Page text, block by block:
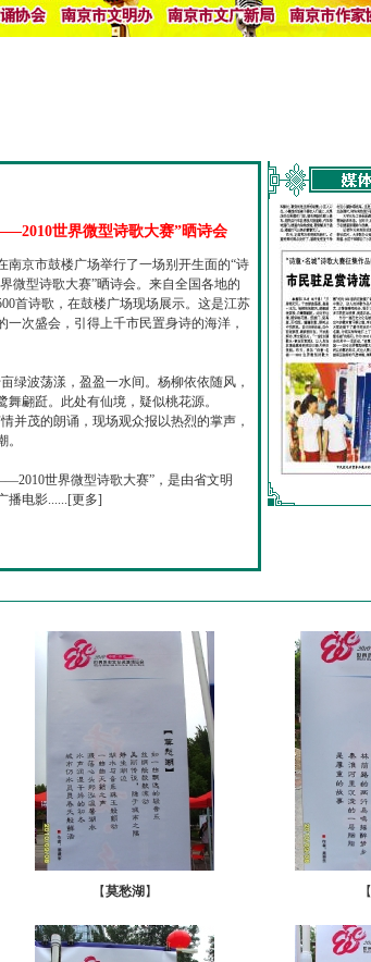
世界微型诗歌大赛”晒诗会
南京市鼓楼广场举行了一场别开生面的“诗
微型诗歌大赛”晒诗会。来自全国各地的
首诗歌，在鼓楼广场现场展示。这是江苏
一次盛会，引得上千市民置身诗的海洋，
绿波荡漾，盈盈一水间。杨柳依依随风，
舞翩跹。此处有仙境，疑似桃花源。
并茂的朗诵，现场观众报以热烈的掌声，
世界微型诗歌大赛”，是由省文明
播电影......[更多]
【莫愁湖 】 【